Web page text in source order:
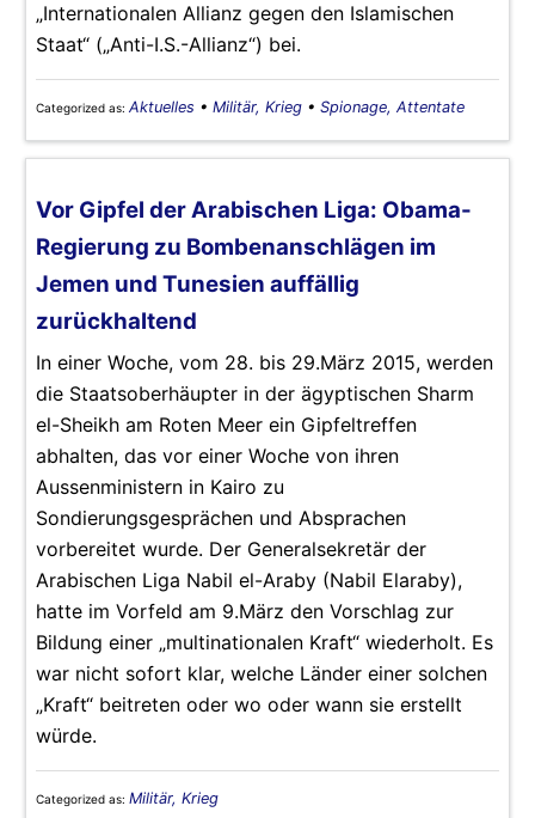
„Internationalen Allianz gegen den Islamischen
Staat“ („Anti-I.S.-Allianz“) bei.
Categorized as: Aktuelles • Militär, Krieg • Spionage, Attentate
Vor Gipfel der Arabischen Liga: Obama-
Regierung zu Bombenanschlägen im
Jemen und Tunesien auffällig
zurückhaltend
In einer Woche, vom 28. bis 29.März 2015, werden
die Staatsoberhäupter in der ägyptischen Sharm
el-Sheikh am Roten Meer ein Gipfeltreffen
abhalten, das vor einer Woche von ihren
Aussenministern in Kairo zu
Sondierungsgesprächen und Absprachen
vorbereitet wurde. Der Generalsekretär der
Arabischen Liga Nabil el-Araby (Nabil Elaraby),
hatte im Vorfeld am 9.März den Vorschlag zur
Bildung einer „multinationalen Kraft“ wiederholt. Es
war nicht sofort klar, welche Länder einer solchen
„Kraft“ beitreten oder wo oder wann sie erstellt
würde.
Categorized as: Militär, Krieg